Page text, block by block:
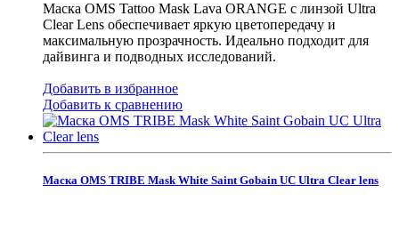
Маска OMS Tattoo Mask Lava ORANGE с линзой Ultra
Clear Lens обеспечивает яркую цветопередачу и
максимальную прозрачность. Идеально подходит для
дайвинга и подводных исследований.
Добавить в избранное
Добавить к сравнению
Маска OMS TRIBE Mask White Saint Gobain UC Ultra Clear lens